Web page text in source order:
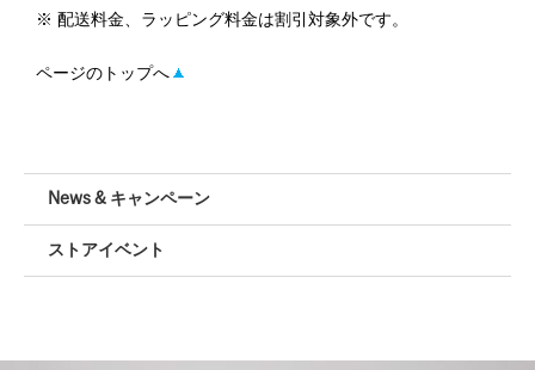
配送料金、ラッピング料金は割引対象外です。
ページのトップへ
News & キャンペーン
ストアイベント